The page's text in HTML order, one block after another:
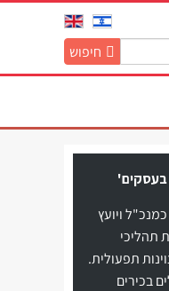
חיפוש
בעסקים'
כמנכ"ל ויועץ
תהליכי
תפעולית.
בכירים